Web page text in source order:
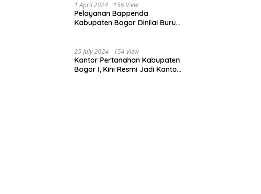
1 April 2024 156 View
Pelayanan Bappenda
Kabupaten Bogor Dinilai Buruk,
25 July 2024 154 View
Kantor Pertanahan Kabupaten
Bogor I, Kini Resmi Jadi Kantor